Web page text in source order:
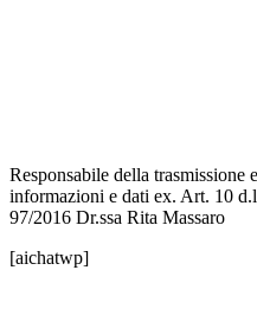
Responsabile della trasmissione
informazioni e dati ex. Art. 10
97/2016 Dr.ssa Rita Massaro
[aichatwp]